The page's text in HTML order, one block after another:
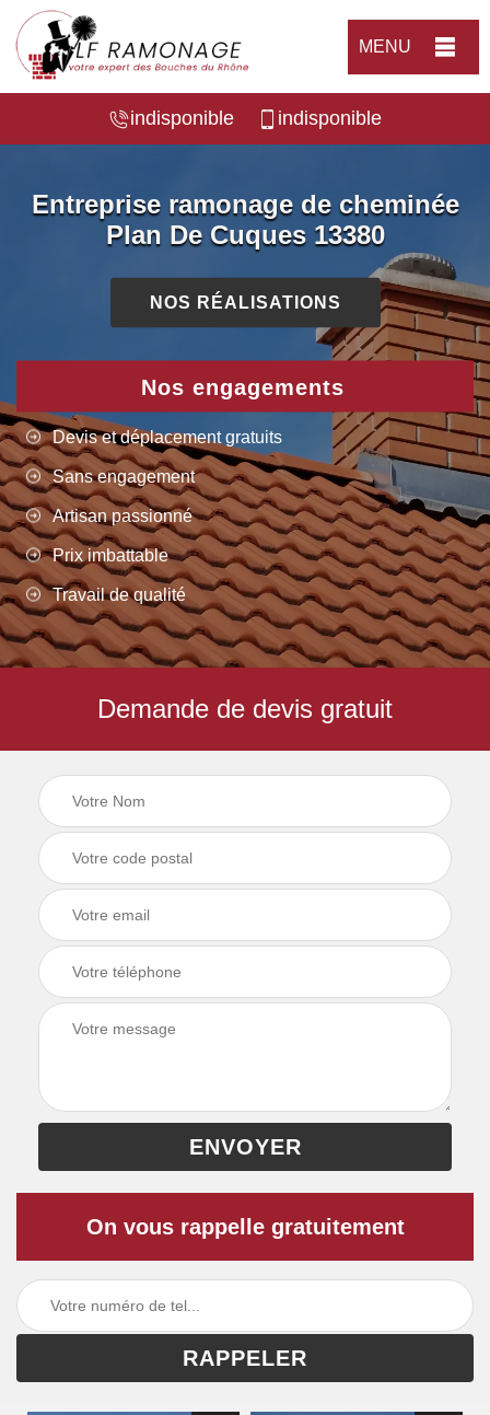
MENU
indisponible indisponible
Entreprise ramonage de cheminée
Plan De Cuques 13380
NOS RÉALISATIONS
Nos engagements
Devis et déplacement gratuits
Sans engagement
Artisan passionné
Prix imbattable
Travail de qualité
Demande de devis gratuit
On vous rappelle gratuitement